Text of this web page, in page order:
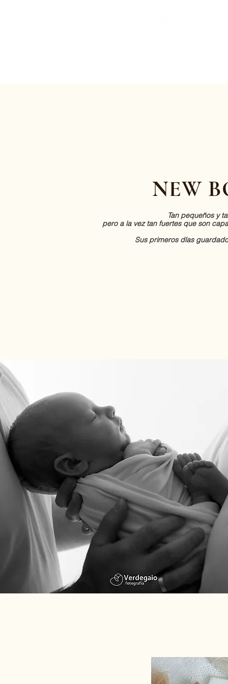
NEW
Tan pequeños y
pero a la vez tan fuertes que son
Sus primeros días